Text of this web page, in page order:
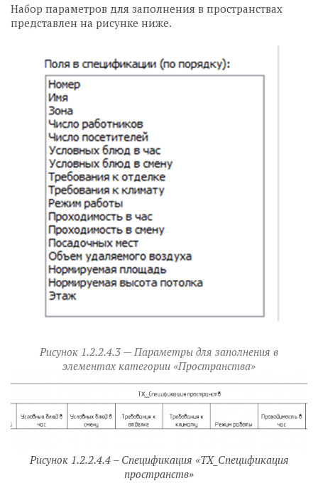
Набор параметров для заполнения в пространствах
представлен на рисунке ниже.
Рисунок 1.2.2.4.3 — Параметры для заполнения в
элементах категории «Пространства»
Рисунок 1.2.2.4.4 – Спецификация «ТХ_Спецификация
пространств»